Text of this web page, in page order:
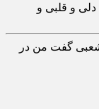
و قلبی و
گفت من در